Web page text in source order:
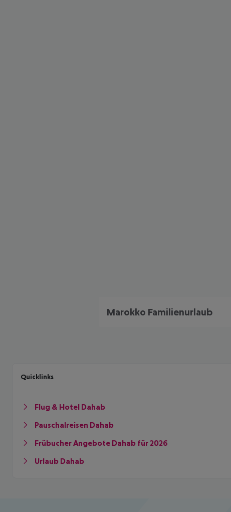
Marokko Familienurlaub
Quicklinks
Flug & Hotel Dahab
Pauschalreisen Dahab
Frübucher Angebote Dahab für 2026
Urlaub Dahab